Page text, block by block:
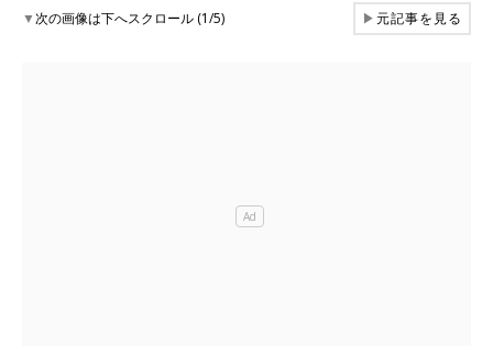
▼次の画像は下へスクロール (1/5) ▶元記事を見る